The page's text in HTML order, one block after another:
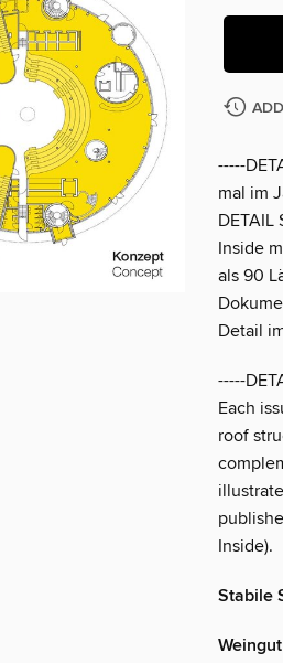
-----
mal im
Inside
als 90
Detail
-----
Each
roof
Inside).
Stabile